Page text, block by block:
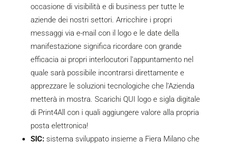
occasione di visibilità e di business per tutte le
aziende dei nostri settori. Arricchire i propri
messaggi via e-mail con il logo e le date della
manifestazione significa ricordare con grande
efficacia ai propri interlocutori l’appuntamento nel
quale sarà possibile incontrarsi direttamente e
apprezzare le soluzioni tecnologiche che l’Azienda
metterà in mostra. Scarichi QUI logo e sigla digitale
di Print4All con i quali aggiungere valore alla propria
posta elettronica!
SIC:sistema sviluppato insieme a Fiera Milano che